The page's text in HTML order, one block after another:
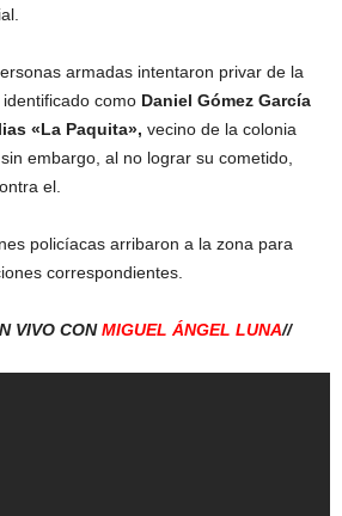
armadas intentaron privar de la
como Daniel Gómez García
«La Paquita», vecino de la colonia
embargo, al no lograr su cometido,
el.
policíacas arribaron a la zona para
correspondientes.
VIVO CONMIGUEL ÁNGEL LUNA//